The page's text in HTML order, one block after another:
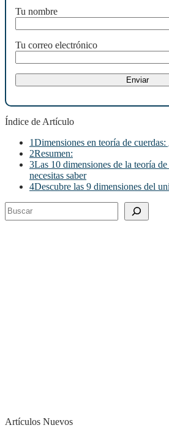
Tu nombre
Tu correo electrónico
Índice de Artículo
1Dimensiones en teoría de cuerdas:
2Resumen:
3Las 10 dimensiones de la teoría
necesitas saber
4Descubre las 9 dimensiones del
Buscar
Artículos Nuevos